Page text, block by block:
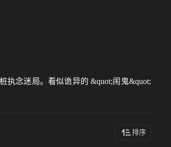
执念迷局。看似诡异的 &quot;闹鬼&quot;
排序